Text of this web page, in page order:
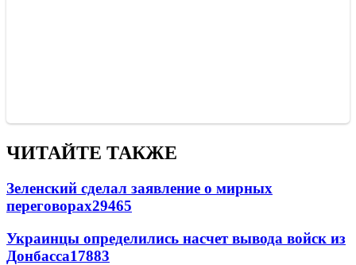
ЧИТАЙТЕ ТАКЖЕ
Зеленский сделал заявление о мирных
переговорах29465
Украинцы определились насчет вывода войск из
Донбасса17883